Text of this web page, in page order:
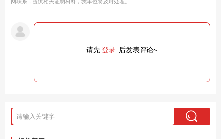
网联系，提供相关证明材料，我单位将及时处理。
请先登录 后发表评论~